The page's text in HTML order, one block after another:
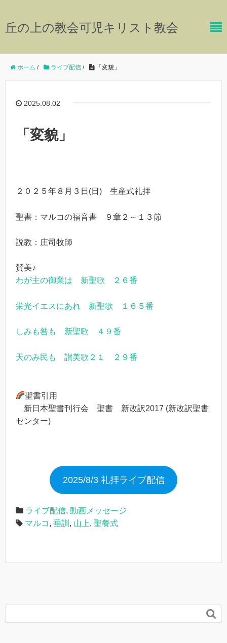
丘の上の教会可児キリスト教会
ホーム / ライブ配信 / 「変貌」
2025.08.02
「変貌」
２０２５年８月３日(日) 生産式礼拝
聖書：マルコの福音書 ９章２～１３節
説教：庄司牧師
賛美♪
わが主の御業は 新聖歌 ２６番
栄光イエスにあれ 新聖歌 １６５番
しみも咎も 新聖歌 ４９番
天のみ民も 讃美歌２１ ２９番
聖書引用
新日本聖書刊行会 聖書 新改訳2017 (新改訳聖書
センター)
2025/8/3 礼拝ライブ配信
ライブ配信, 動画メッセージ
マルコ , 垂訓 , 山上, 聖餐式
